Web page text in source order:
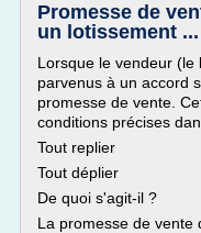
Promesse de
un lotissement ...
Lorsque le vendeur
parvenus à un accord
promesse de vente.
conditions précises
Tout replier
Tout déplier
De quoi s'agit-il ?
La promesse de vente